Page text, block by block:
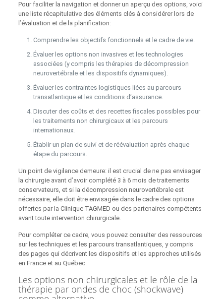
Pour faciliter la navigation et donner un aperçu des options, voici
une liste récapitulative des éléments clés à considérer lors de
l’évaluation et de la planification:
Comprendre les objectifs fonctionnels et le cadre de vie.
Évaluer les options non invasives et les technologies
associées (y compris les thérapies de décompression
neurovertébrale et les dispositifs dynamiques).
Évaluer les contraintes logistiques liées au parcours
transatlantique et les conditions d’assurance.
Discuter des coûts et des recettes fiscales possibles pour
les traitements non chirurgicaux et les parcours
internationaux.
Établir un plan de suivi et de réévaluation après chaque
étape du parcours.
Un point de vigilance demeure: il est crucial de ne pas envisager
la chirurgie avant d’avoir complété 3 à 6 mois de traitements
conservateurs, et si la décompression neurovertébrale est
nécessaire, elle doit être envisagée dans le cadre des options
offertes par la Clinique TAGMED ou des partenaires compétents
avant toute intervention chirurgicale.
Pour compléter ce cadre, vous pouvez consulter des ressources
sur les techniques et les parcours transatlantiques, y compris
des pages qui décrivent les dispositifs et les approches utilisés
en France et au Québec.
Les options non chirurgicales et le rôle de la
thérapie par ondes de choc (shockwave)